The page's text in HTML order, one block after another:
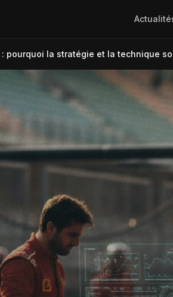
: pourquoi la stratégie et la technique